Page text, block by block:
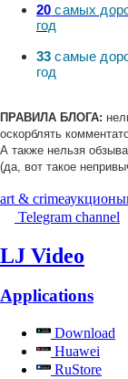
20 самых
год
33 самые
год
ПРАВИЛА БЛОГА:
оскорблять
А также нельзя
(да, вот такое
art & crimeаукционы
Telegram channel
LJ Video
Applications
Download
Huawei
RuStore